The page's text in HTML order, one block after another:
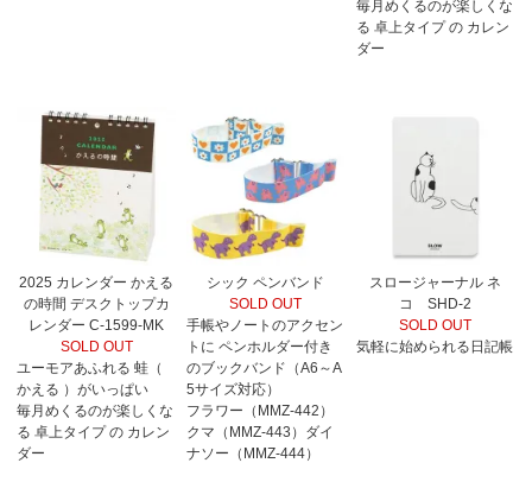
毎月めくるのが楽しくな
る 卓上タイプ の カレン
ダー
2025 カレンダー かえる
の時間 デスクトップカ
レンダー C-1599-MK
SOLD OUT
ユーモアあふれる 蛙（
かえる ）がいっぱい
毎月めくるのが楽しくな
る 卓上タイプ の カレン
ダー
シック ペンバンド
SOLD OUT
手帳やノートのアクセン
トに ペンホルダー付き
のブックバンド（A6～A
5サイズ対応）
フラワー（MMZ-442）
クマ（MMZ-443）ダイ
ナソー（MMZ-444）
スロージャーナル ネ
コ SHD-2
SOLD OUT
気軽に始められる日記帳